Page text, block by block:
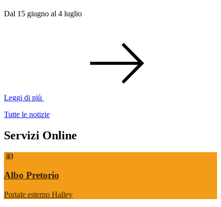
Dal 15 giugno al 4 luglio
Leggi di più
Tutte le notizie
Servizi Online
Albo Pretorio
Portale esterno Halley